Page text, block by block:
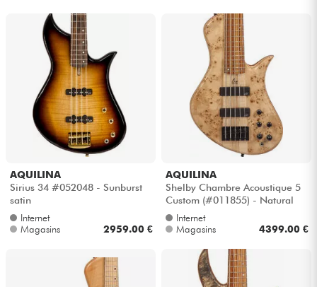
Vents
Violons & Quatuor
Eveil Musical
Câbles & Access.
HiFi
Packs
AQUILINA
Sirius 34 #052048 - Sunburst
satin
Internet
Magasins
2959.00 €
AQUILINA
Shelby Chambre Acoustique 5
Custom (#011855) - Natural
Internet
Magasins
4399.00 €